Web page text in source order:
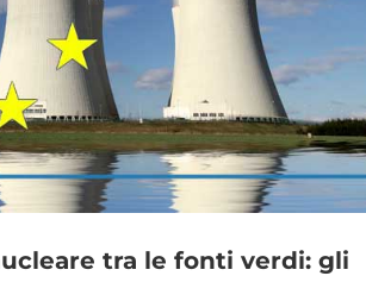
tra le fonti verdi: gli